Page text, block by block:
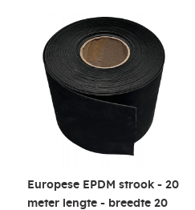
Europese EPDM strook - 20
meter lengte - breedte 20